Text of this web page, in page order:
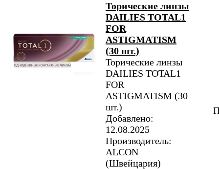
Торические линзы
DAILIES TOTAL1
FOR
ASTIGMATISM
(30 шт.)
Торические линзы
DAILIES TOTAL1
FOR
ASTIGMATISM (30
шт.)
Добавлено:
12.08.2025
Производитель:
ALCON
(Швейцария)